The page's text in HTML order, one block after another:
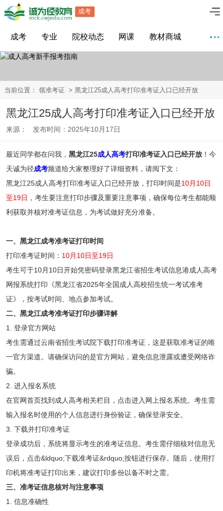
成考
成考 专业 院校动态 网课 教材商城
当前位置： 领准考证> 黑龙江25成人高考打印准考证入口已经开放
黑龙江25成人高考打印准考证入口已经开放
来源： 发布时间：2025年10月17日
最近同学都在问我， 黑龙江25成人高考打印准考证入口已经开放！今
天诚为径成考频道给大家整理好了详细资料，请阅下文：
黑龙江25成人高考打印准考证入口已经开放，打印时间是10月10日
至19日 ，考生要注意打印步骤及重要注意事项，确保每位考生都能顺
利获取并核对准考证信息，为考试做好充分准备。
一、黑龙江成考准考证打印时间
打印准考证时间： 10月10日至19日
考生可于10月10日开始凭密码登录黑龙江省招生考试信息港成人高考
网报系统打印《黑龙江省2025年全国成人高校招生统一考试准考
证》，按考试时间、地点参加考试。
二、 黑龙江成考准考证打印步骤详解
1. 登录官方网站
考生需通过云南省招生考试院下载打印准考证，这是获取准考证的唯
一官方渠道。请确保访问的是官方网站，避免信息泄露或遭受网络诈
骗。
2. 进入报名系统
在官网首页找到成人高考相关栏目，点击进入网上报名系统。考生需
输入报名时使用的个人信息进行身份验证，确保登录安全。
3. 下载并打印准考证
登录成功后，系统将显示考生的准考证信息。考生需仔细核对信息无
误后，点击&ldquo;下载准考证&rdquo;按钮进行保存。随后，使用打
印机将准考证打印出来，建议打印多份以备不时之需。
三、准考证信息核对与注意事项
1. 信息准确性